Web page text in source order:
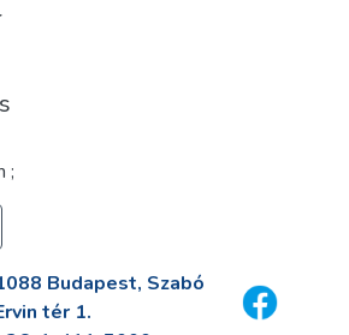
;
Budapest, Szabó
tér 1.